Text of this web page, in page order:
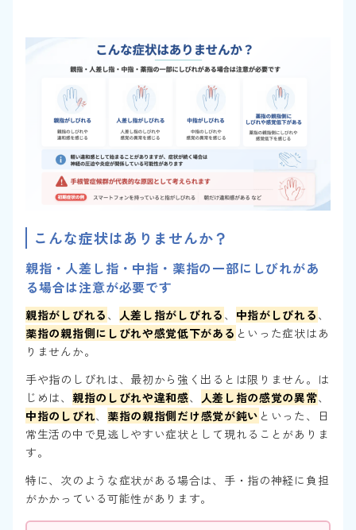
こんな症状はありませんか？
親指・人差し指・中指・薬指の一部にしびれがあ
る場合は注意が必要です
親指がしびれる 、 人差し指がしびれる 、 中指がしびれる 、
薬指の親指側にしびれや感覚低下がある といった症状はあ
りませんか。
手や指のしびれは、最初から強く出るとは限りません。は
じめは、 親指のしびれや違和感、 人差し指の感覚の異常、
中指のしびれ、 薬指の親指側だけ感覚が鈍い といった、日
常生活の中で見逃しやすい症状として現れることがありま
す。
特に、次のような症状がある場合は、手・指の神経に負担
がかかっている可能性があります。